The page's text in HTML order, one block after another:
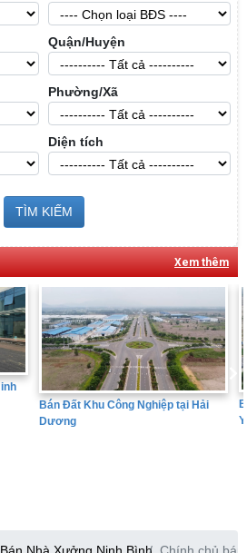
Quận/Huyện
Phường/Xã
Diện tích
TÌM KIẾM
Xem thêm
Bán Đất Khu Công Nghiệp tại Hưng
Yên